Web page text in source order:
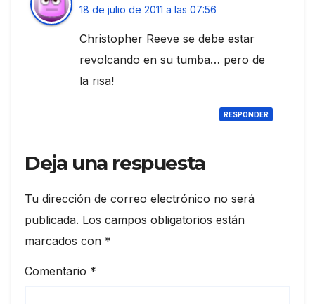
18 de julio de 2011 a las 07:56
Christopher Reeve se debe estar
revolcando en su tumba… pero de
la risa!
RESPONDER
Deja una respuesta
Tu dirección de correo electrónico no será
publicada. Los campos obligatorios están
marcados con *
Comentario *